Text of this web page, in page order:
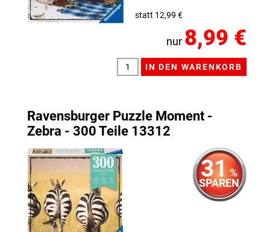
statt 12,99 €
nur 8,99 €
Ravensburger Puzzle Moment -
Zebra - 300 Teile 13312
31 %
SPAREN